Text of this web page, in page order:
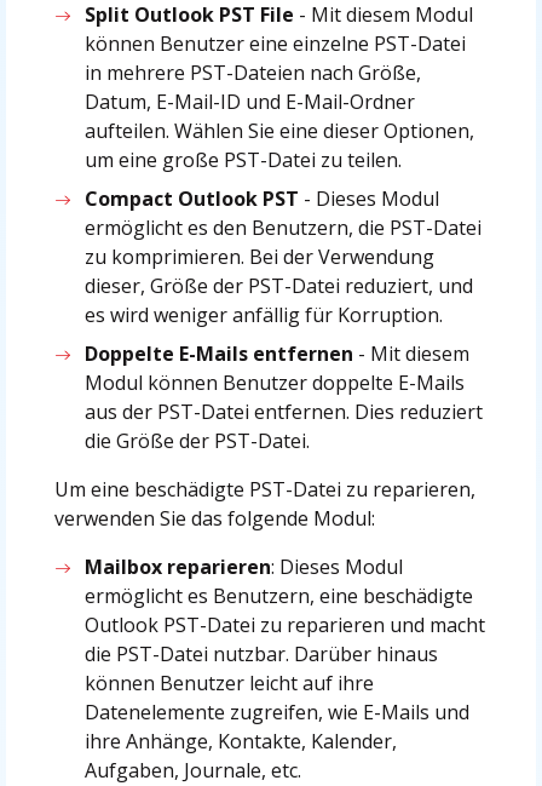
Split Outlook PST File - Mit diesem Modul
können Benutzer eine einzelne PST-Datei
in mehrere PST-Dateien nach Größe,
Datum, E-Mail-ID und E-Mail-Ordner
aufteilen. Wählen Sie eine dieser Optionen,
um eine große PST-Datei zu teilen.
Compact Outlook PST - Dieses Modul
ermöglicht es den Benutzern, die PST-Datei
zu komprimieren. Bei der Verwendung
dieser, Größe der PST-Datei reduziert, und
es wird weniger anfällig für Korruption.
Doppelte E-Mails entfernen - Mit diesem
Modul können Benutzer doppelte E-Mails
aus der PST-Datei entfernen. Dies reduziert
die Größe der PST-Datei.
Um eine beschädigte PST-Datei zu reparieren,
verwenden Sie das folgende Modul:
Mailbox reparieren: Dieses Modul
ermöglicht es Benutzern, eine beschädigte
Outlook PST-Datei zu reparieren und macht
die PST-Datei nutzbar. Darüber hinaus
können Benutzer leicht auf ihre
Datenelemente zugreifen, wie E-Mails und
ihre Anhänge, Kontakte, Kalender,
Aufgaben, Journale, etc.